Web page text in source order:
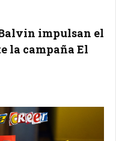
impulsan el
la campaña El